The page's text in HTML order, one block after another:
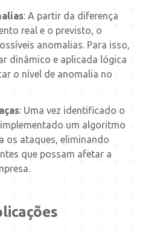
: A partir da diferença
real e o previsto, o
anomalias. Para isso,
dinâmico e aplicada lógica
o nível de anomalia no
: Uma vez identificado o
um algoritmo
os ataques, eliminando
que possam afetar a